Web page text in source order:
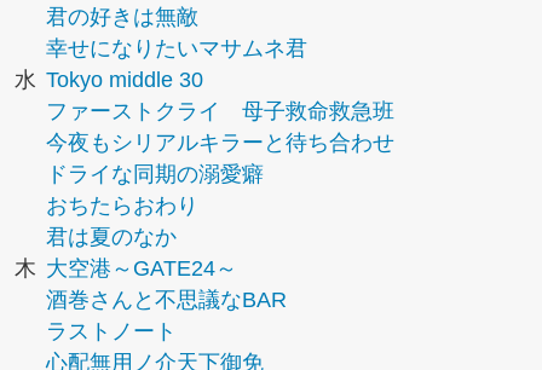
君の好きは無敵
幸せになりたいマサムネ君
水 Tokyo middle 30
ファーストクライ 母子救命救急班
今夜もシリアルキラーと待ち合わせ
ドライな同期の溺愛癖
おちたらおわり
君は夏のなか
木 大空港～GATE24～
酒巻さんと不思議なBAR
ラストノート
心配無用ノ介天下御免